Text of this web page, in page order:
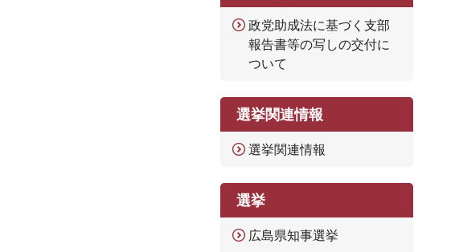
政党助成法に基づく支部
報告書等の写しの交付に
ついて
選挙関連情報
選挙関連情報
選挙
広島県知事選挙